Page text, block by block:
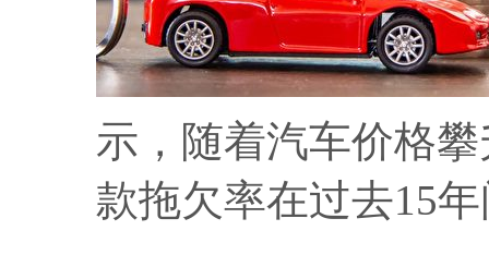
示，随着汽车价格
款拖欠率在过去15